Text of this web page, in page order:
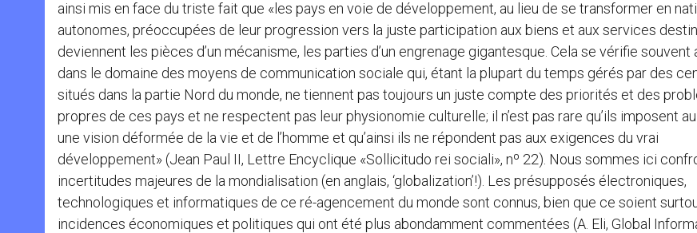
ainsi mis en face du triste fait que «les pays en voie de développement, au lieu de se transformer en
autonomes, préoccupées de leur progression vers la juste participation aux biens et aux services
deviennent les pièces d’un mécanisme, les parties d’un engrenage gigantesque. Cela se vérifie souvent
dans le domaine des moyens de communication sociale qui, étant la plupart du temps gérés par des
situés dans la partie Nord du monde, ne tiennent pas toujours un juste compte des priorités et des
propres de ces pays et ne respectent pas leur physionomie culturelle; il n’est pas rare qu’ils imposent
une vision déformée de la vie et de l’homme et qu’ainsi ils ne répondent pas aux exigences du vrai
développement» (Jean Paul II, Lettre Encyclique «Sollicitudo rei sociali», nº 22). Nous sommes ici
incertitudes majeures de la mondialisation (en anglais, ‘globalization’!). Les présupposés électroniques,
technologiques et informatiques de ce ré-agencement du monde sont connus, bien que ce soient
incidences économiques et politiques qui ont été plus abondamment commentées (A. Eli, Global